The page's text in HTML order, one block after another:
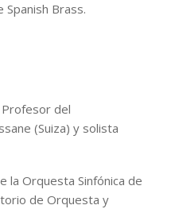
Spanish Brass.
Profesor del
(Suiza) y solista
la Orquesta Sinfónica de
de Orquesta y